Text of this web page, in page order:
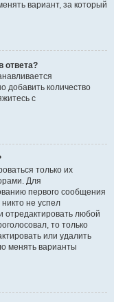
вариант, за который
ответа?
добавить количество
с
только их
Для
первого сообщения
не успел
отредактировать любой
то только
или удалить
менять варианты